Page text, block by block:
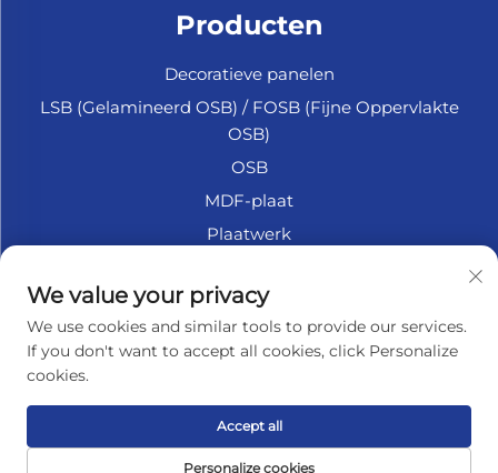
Producten
Decoratieve panelen
LSB (Gelamineerd OSB) / FOSB (Fijne Oppervlakte
OSB)
OSB
MDF-plaat
Plaatwerk
Fiberplaat
Accessoires
We value your privacy
We use cookies and similar tools to provide our services.
If you don't want to accept all cookies, click Personalize
cookies.
Personalize cookies
Accept all